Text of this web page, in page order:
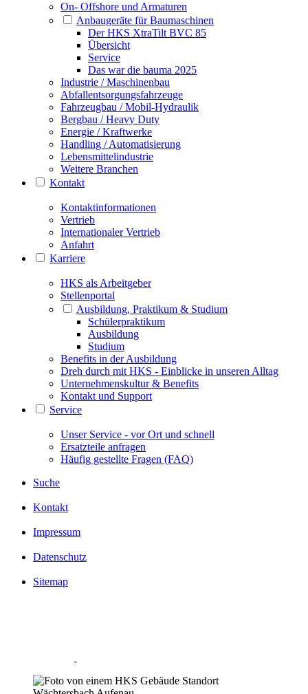
On- Offshore und Armaturen
Anbaugeräte für Baumaschinen
Der HKS XtraTilt BVC 85
Übersicht
Service
Das war die bauma 2025
Industrie / Maschinenbau
Abfallentsorgungsfahrzeuge
Fahrzeugbau / Mobil-Hydraulik
Bergbau / Heavy Duty
Energie / Kraftwerke
Handling / Automatisierung
Lebensmittelindustrie
Weitere Branchen
Kontakt
Kontaktinformationen
Vertrieb
Internationaler Vertrieb
Anfahrt
Karriere
HKS als Arbeitgeber
Stellenportal
Ausbildung, Praktikum & Studium
Schülerpraktikum
Ausbildung
Studium
Benefits in der Ausbildung
Dreh durch mit HKS - Einblicke in unseren Alltag
Unternehmenskultur & Benefits
Kontakt und Support
Service
Unser Service - vor Ort und schnell
Ersatzteile anfragen
Häufig gestellte Fragen (FAQ)
Suche
Kontakt
Impressum
Datenschutz
Sitemap